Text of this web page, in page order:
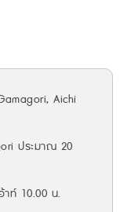
Aichi
ประมาณ 20
าท์ 10.00 น.